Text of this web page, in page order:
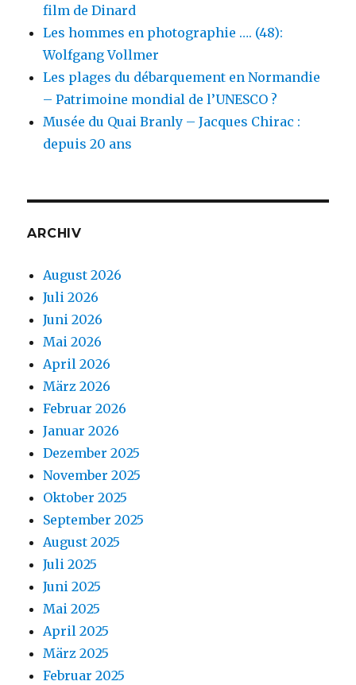
film de Dinard
Les hommes en photographie …. (48):
Wolfgang Vollmer
Les plages du débarquement en Normandie
– Patrimoine mondial de l’UNESCO ?
Musée du Quai Branly – Jacques Chirac :
depuis 20 ans
ARCHIV
August 2026
Juli 2026
Juni 2026
Mai 2026
April 2026
März 2026
Februar 2026
Januar 2026
Dezember 2025
November 2025
Oktober 2025
September 2025
August 2025
Juli 2025
Juni 2025
Mai 2025
April 2025
März 2025
Februar 2025